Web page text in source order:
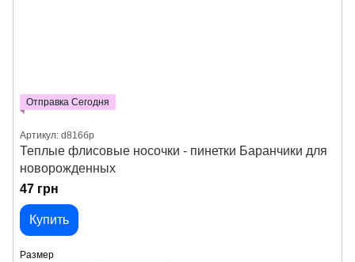
Отправка Сегодня
Артикул: d816бр
Теплые флисовые носочки - пинетки Баранчики для
новорожденных
47 грн
Купить
Размер